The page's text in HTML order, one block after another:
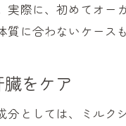
実際に、初めてオ
に合わないケース
をケア
としては、ミル